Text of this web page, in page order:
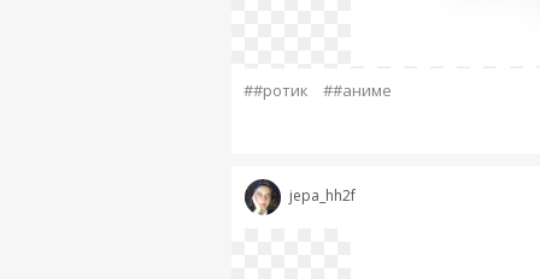
##ротик ##аниме
jepa_hh2f